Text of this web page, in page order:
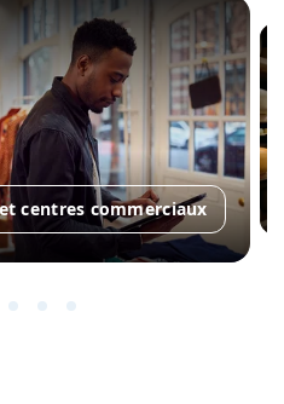
centres commerciaux